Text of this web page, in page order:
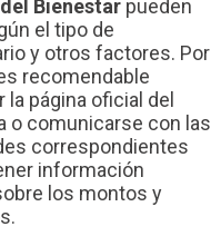
Bienestar pueden
el tipo de
y otros factores. Por
recomendable
la página oficial del
o comunicarse con las
correspondientes
información
los montos y